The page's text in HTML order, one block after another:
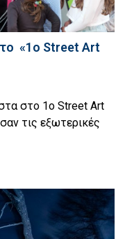
«1o Street Art
στο 1ο Street Art
τις εξωτερικές